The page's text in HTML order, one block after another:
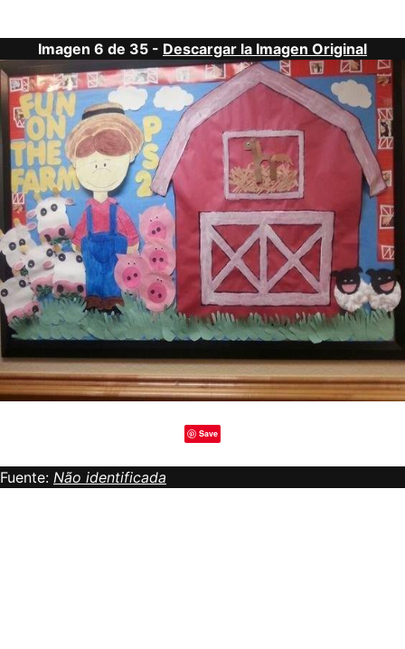
Imagen 6 de 35 - Descargar la Imagen Original
Save
Fuente: Não identificada